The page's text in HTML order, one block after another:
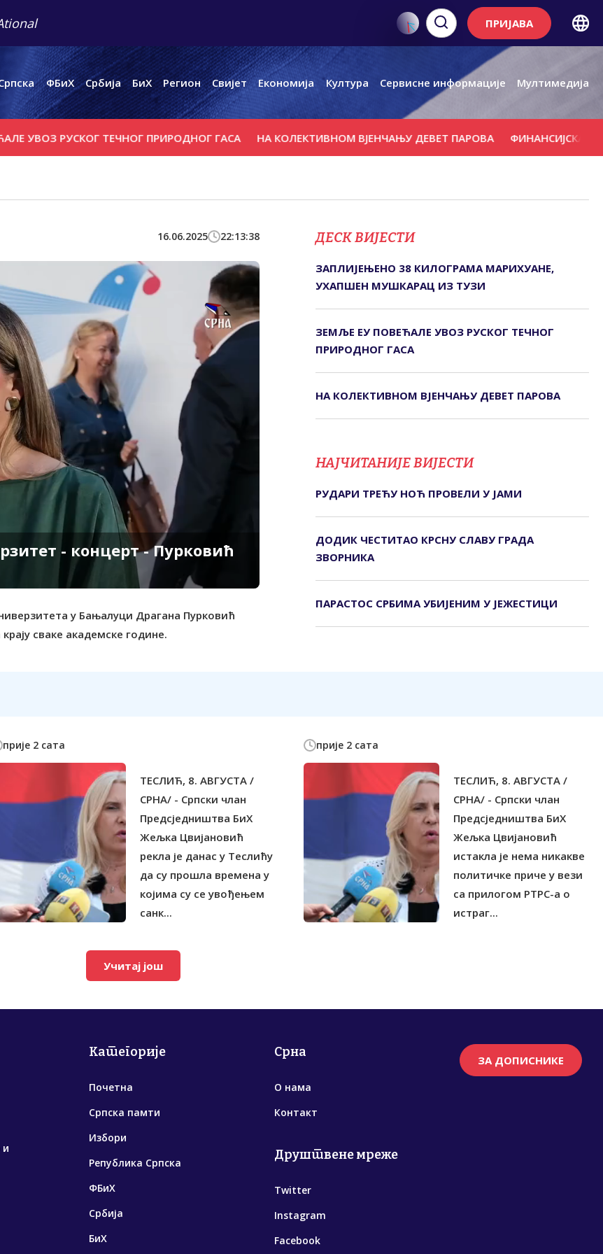
ПРИЈАВА
ФБиХ Србија БиХ Регион Свијет Економија Култура Сервисне информације Мултимедија
РУСКОГ ТЕЧНОГ ПРИРОДНОГ ГАСА НА КОЛЕКТИВНОМ ВЈЕНЧАЊУ ДЕВЕТ ПАРОВА ФИНАНСИЈСКА
16.06.2025 22:13:38
- концерт - Пурковић
у Бањалуци Драгана Пурковић
ДЕСК ВИЈЕСТИ
ЗАПЛИЈЕЊЕНО 38 КИЛОГРАМА МАРИХУАНЕ,
УХАПШЕН МУШКАРАЦ ИЗ ТУЗИ
ЗЕМЉЕ ЕУ ПОВЕЋАЛЕ УВОЗ РУСКОГ ТЕЧНОГ
ПРИРОДНОГ ГАСА
НА КОЛЕКТИВНОМ ВЈЕНЧАЊУ ДЕВЕТ ПАРОВА
НАЈЧИТАНИЈЕ ВИЈЕСТИ
РУДАРИ ТРЕЋУ НОЋ ПРОВЕЛИ У ЈАМИ
ДОДИК ЧЕСТИТАО КРСНУ СЛАВУ ГРАДА
ЗВОРНИКА
ПАРАСТОС СРБИМА УБИЈЕНИМ У ЈЕЖЕСТИЦИ
прије 2 сата
ТЕСЛИЋ, 8. АВГУСТА /
СРНА/ - Српски члан
Предсједништва БиХ
Жељка Цвијановић
рекла је данас у Теслићу
да су прошла времена у
којима су се увођењем
санк...
прије 2 сата
ТЕСЛИЋ, 8. АВГУСТА /
СРНА/ - Српски члан
Предсједништва БиХ
Жељка Цвијановић
истакла је нема никакве
политичке приче у вези
са прилогом РТРС-а о
истраг...
Учитај још
и
Категорије
Почетна
Српска памти
Избори
Република Српска
ФБиХ
Србија
БиХ
Срна
О нама
Контакт
Друштвене мреже
Twitter
Instagram
Facebook
ЗА ДОПИСНИКЕ